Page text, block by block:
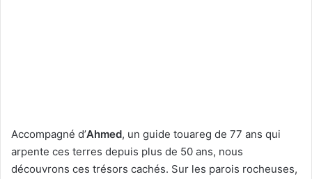
Accompagné d’Ahmed, un guide touareg de 77 ans qui
arpente ces terres depuis plus de 50 ans, nous
découvrons ces trésors cachés. Sur les parois rocheuses,